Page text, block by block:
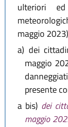
ulteriori ed
maggio
a) dei
maggio
presente
a bis) dei
maggio